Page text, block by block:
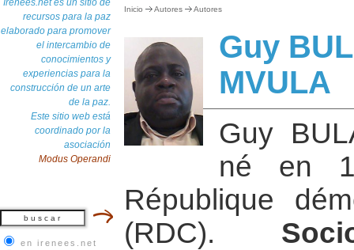
Irenees.net es un sitio de
recursos para la paz
elaborado para promover
el intercambio de
conocimientos y
experiencias para la
construcción de un arte
de la paz.
Este sitio web está
coordinado por la
asociación
Modus Operandi
en irenees.net
Inicio Autores Autores
Guy
MVULA
Guy
né en
République
(RDC).